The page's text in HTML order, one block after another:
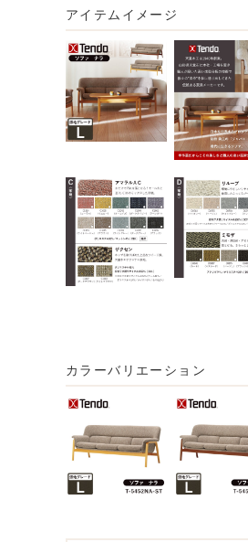
アイテムイメージ
カラーバリエーション